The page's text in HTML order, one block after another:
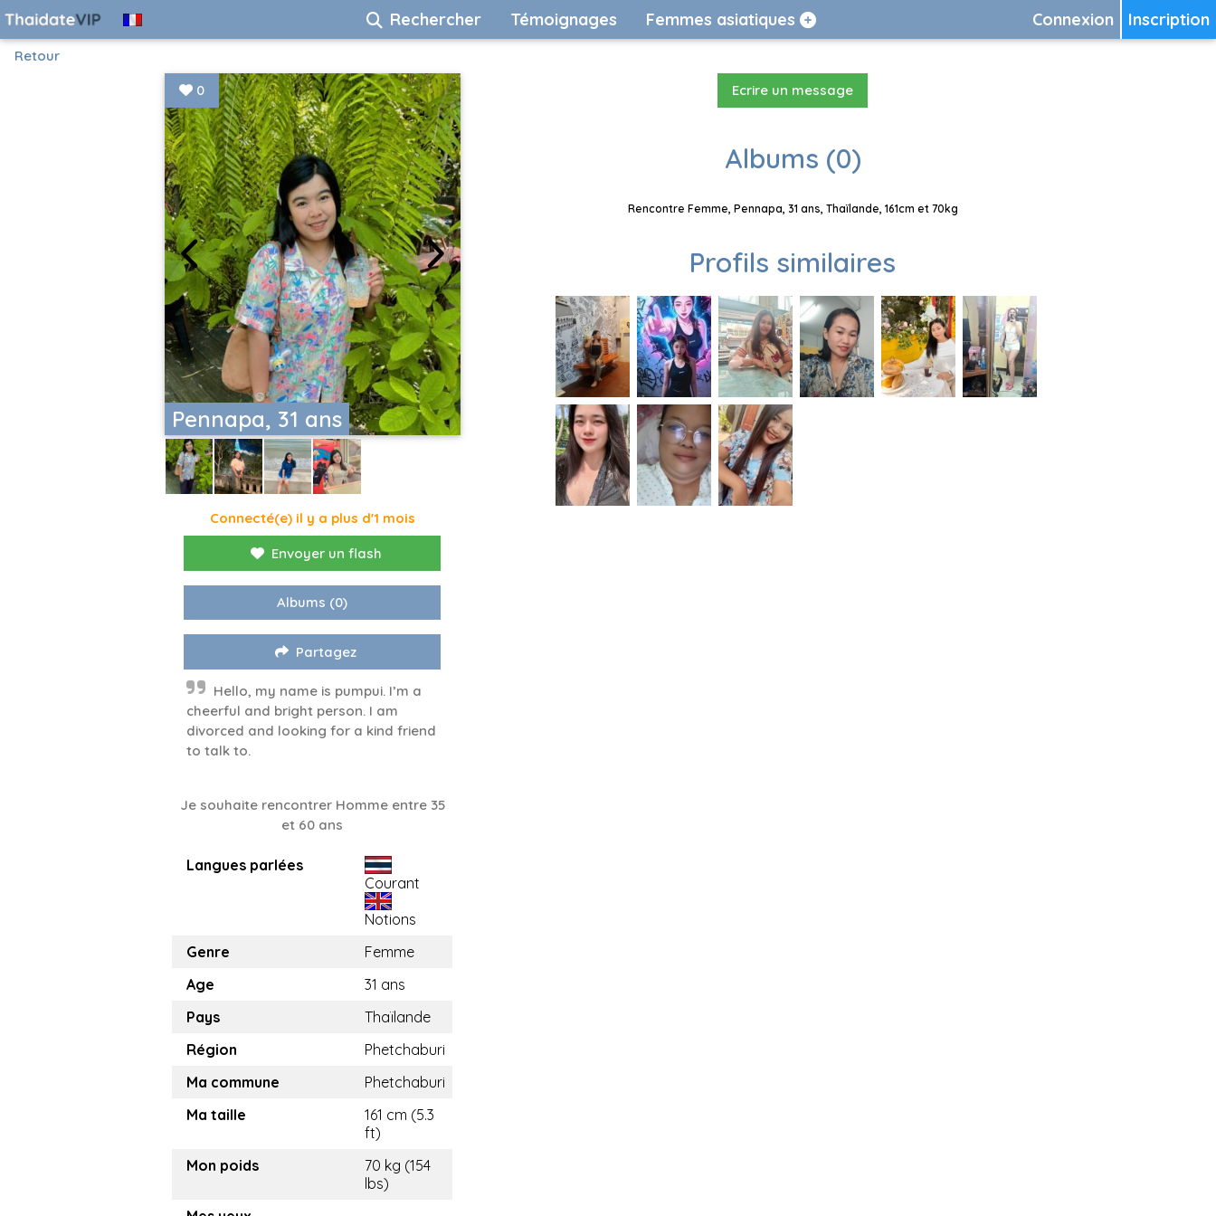
Inscription
Connexion
Rechercher Témoignages Femmes asiatiques
Retour
Pennapa, 31 ans
0
Connecté(e) il y a plus d'1 mois
Envoyer un flash
Albums (0)
Partagez
Hello, my name is pumpui. I’m a
cheerful and bright person. I am
divorced and looking for a kind friend
to talk to.
Je souhaite rencontrer Homme entre 35
et 60 ans
Langues parlées
Courant
Notions
Genre
Femme
Age
31 ans
Pays
Thaïlande
Région
Phetchaburi
Ma commune
Phetchaburi
Ma taille
161 cm (5.3
ft)
Mon poids
70 kg (154
lbs)
Ecrire un message
Albums (0)
Rencontre Femme, Pennapa, 31 ans, Thaïlande, 161cm et 70kg
Profils similaires